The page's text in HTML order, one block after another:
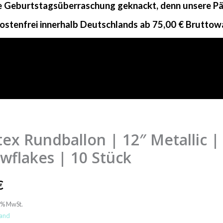
Geburtstagsüberraschung geknackt, denn unsere
innerhalb Deutschlands ab 75,00 €
Rundballon | 12″ Metallic |
| 10 Stück
MwSt.